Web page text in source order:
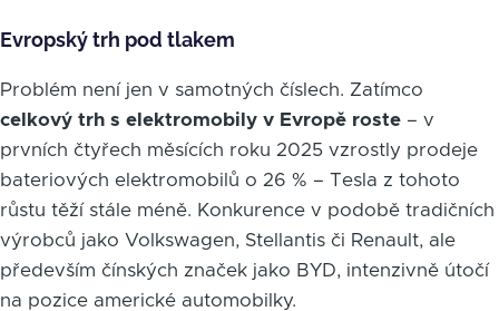
Evropský trh pod tlakem
Problém není jen v samotných číslech. Zatímco
celkový trh s elektromobily v Evropě roste – v
prvních čtyřech měsících roku 2025 vzrostly prodeje
bateriových elektromobilů o 26 % – Tesla z tohoto
růstu těží stále méně. Konkurence v podobě tradičních
výrobců jako Volkswagen, Stellantis či Renault, ale
především čínských značek jako BYD, intenzivně útočí
na pozice americké automobilky.